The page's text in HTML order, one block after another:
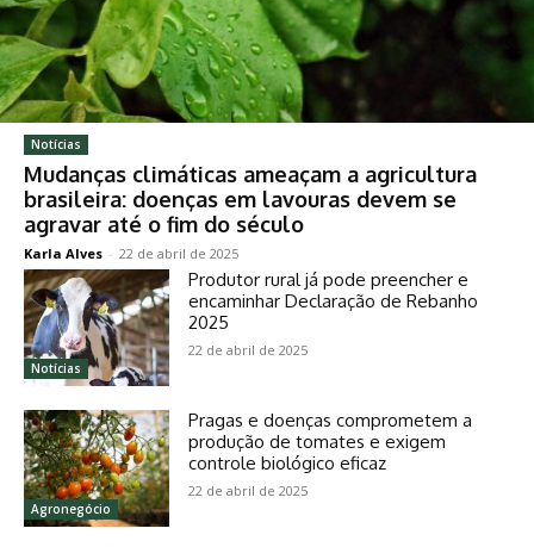
Notícias
Mudanças climáticas ameaçam a agricultura
brasileira: doenças em lavouras devem se
agravar até o fim do século
Karla Alves - 22 de abril de 2025
Notícias
Produtor rural já pode preencher e
encaminhar Declaração de Rebanho
2025
22 de abril de 2025
Agronegócio
Pragas e doenças comprometem a
produção de tomates e exigem
controle biológico eficaz
22 de abril de 2025